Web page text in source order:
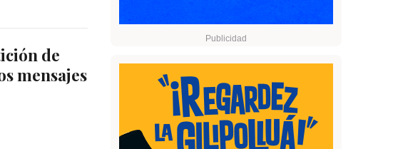
de
mensajes